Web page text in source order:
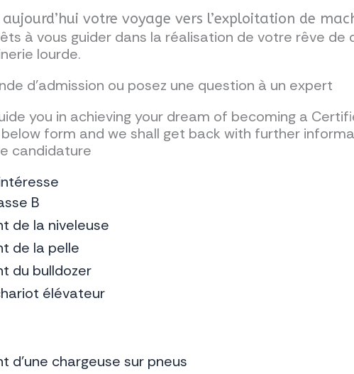
aujourd’hui votre voyage vers l’exploitation de
à vous guider dans la réalisation de votre rêve de
lourde.
d'admission ou posez une question à un expert
you in achieving your dream of becoming a
form and we shall get back with further
candidature
B
de la niveleuse
de la pelle
du bulldozer
élévateur
d'une chargeuse sur pneus